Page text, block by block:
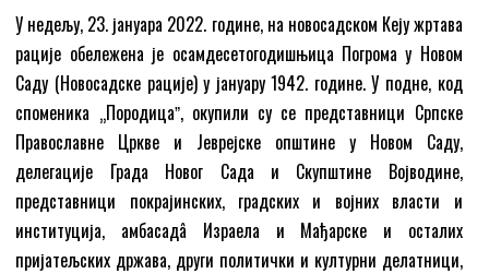
У недељу, 23. јануара 2022. године, на новосадском Кеју жртава
рације обележена је осамдесетогодишњица Погрома у Новом
Саду (Новосадске рације) у јануару 1942. године. У подне, код
споменика „Породицаˮ, окупили су се представници Српске
Православне Цркве и Јеврејске општине у Новом Саду,
делегације Града Новог Сада и Скупштине Војводине,
представници покрајинских, градских и војних власти и
институција, амбасадâ Израела и Мађарске и осталих
пријатељских држава, други политички и културни делатници,